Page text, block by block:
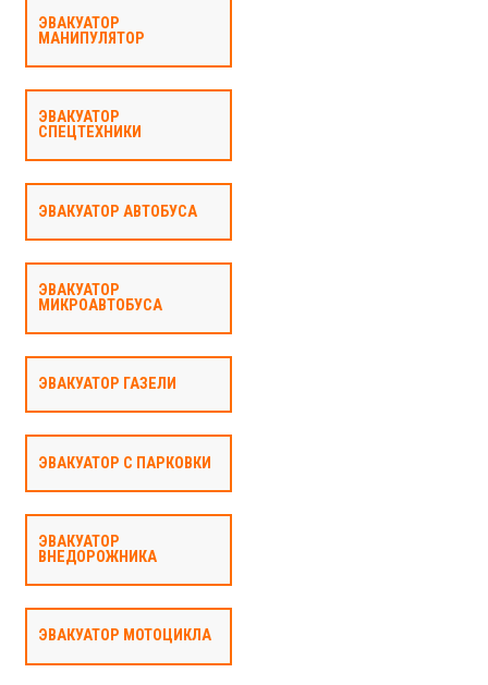
ЭВАКУАТОР
МАНИПУЛЯТОР
ЭВАКУАТОР
СПЕЦТЕХНИКИ
ЭВАКУАТОР АВТОБУСА
ЭВАКУАТОР
МИКРОАВТОБУСА
ЭВАКУАТОР ГАЗЕЛИ
ЭВАКУАТОР С ПАРКОВКИ
ЭВАКУАТОР
ВНЕДОРОЖНИКА
ЭВАКУАТОР МОТОЦИКЛА